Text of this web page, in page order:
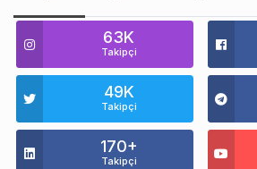
63K
Takipçi
49K
Takipçi
170+
Takipçi